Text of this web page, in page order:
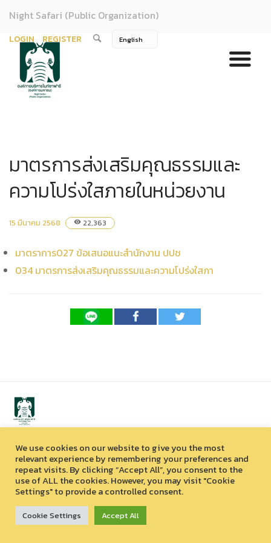
Night Safari (Public Organization)
LOGIN REGISTER
มาตรการส่งเสริมคุณธรรมและ
ความโปร่งใสภายในหน่วยงาน
15 มีนาคม 2568 visibility 22,363
มาตราการ027 ข้อเสนอแนะสำนักงาน ปปช
034 มาตรการส่งเสริมคุณธรรมและความโปร่งใสภา
สงวนลิขสิทธิ์ © 2026 องค์การบริหารไนท์ซาฟารี (องค์การมหาชน)
33 หมู่ที่ 12 ตำบลหนองควาย อำเภอหางดง จังหวัดเชียงใหม่ 50230
We use cookies on our website to give you the most
relevant experience by remembering your preferences and
repeat visits. By clicking “Accept All”, you consent to the
use of ALL the cookies. However, you may visit "Cookie
Settings" to provide a controlled consent.
Cookie Settings Accept All